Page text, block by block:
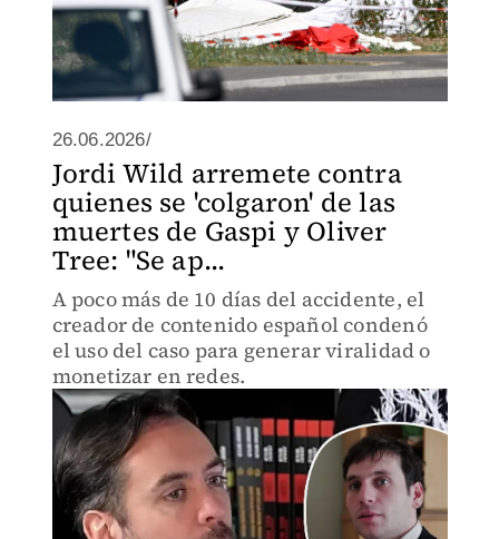
26.06.2026/
Jordi Wild arremete contra
quienes se 'colgaron' de las
muertes de Gaspi y Oliver
Tree: "Se ap...
A poco más de 10 días del accidente, el
creador de contenido español condenó
el uso del caso para generar viralidad o
monetizar en redes.